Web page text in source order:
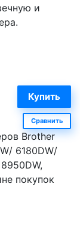
и
Сравнить
Brother
6180DW/
покупок